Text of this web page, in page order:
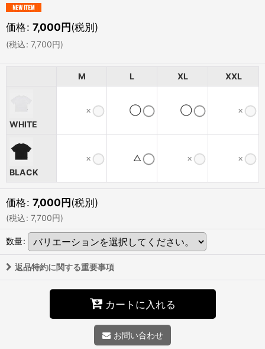
価格: 7,000円(税別)
(税込: 7,700円)
M L XL XXL
WHITE
× ◯ ◯ ×
BLACK
× △ × ×
価格: 7,000円(税別)
(税込: 7,700円)
数量:
返品特約に関する重要事項
カートに入れる
お問い合わせ